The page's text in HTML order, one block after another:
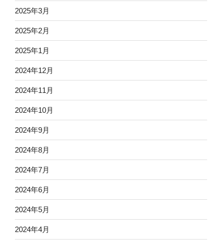
2025年3月
2025年2月
2025年1月
2024年12月
2024年11月
2024年10月
2024年9月
2024年8月
2024年7月
2024年6月
2024年5月
2024年4月